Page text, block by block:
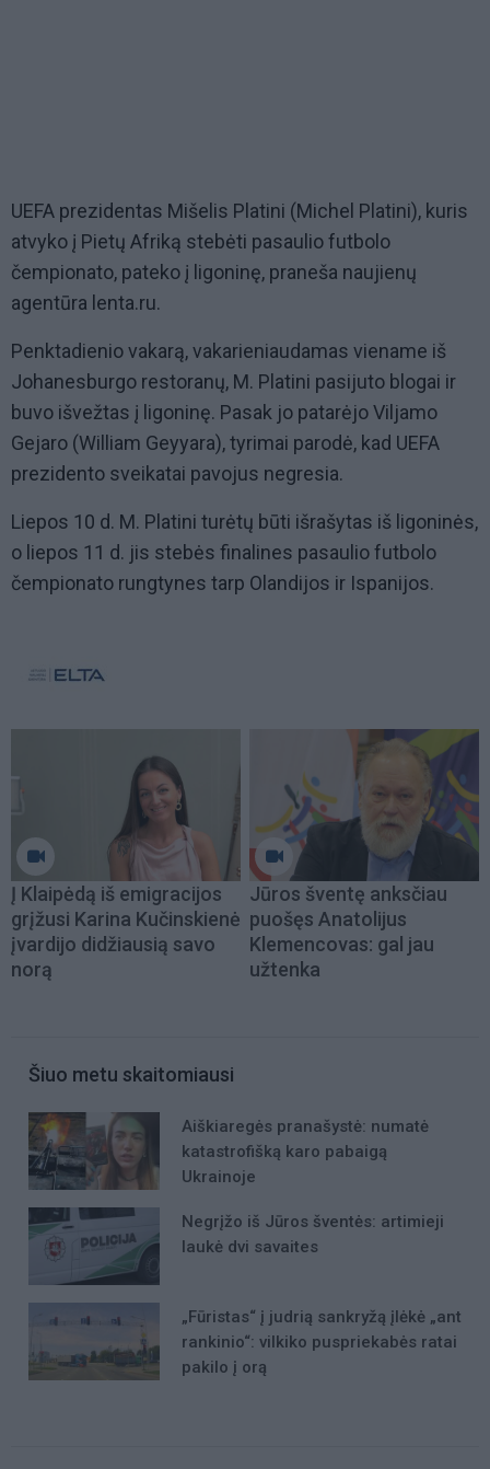
UEFA prezidentas Mišelis Platini (Michel Platini), kuris
atvyko į Pietų Afriką stebėti pasaulio futbolo
čempionato, pateko į ligoninę, praneša naujienų
agentūra lenta.ru.
Penktadienio vakarą, vakarieniaudamas viename iš
Johanesburgo restoranų, M. Platini pasijuto blogai ir
buvo išvežtas į ligoninę. Pasak jo patarėjo Viljamo
Gejaro (William Geyyara), tyrimai parodė, kad UEFA
prezidento sveikatai pavojus negresia.
Liepos 10 d. M. Platini turėtų būti išrašytas iš ligoninės,
o liepos 11 d. jis stebės finalines pasaulio futbolo
čempionato rungtynes tarp Olandijos ir Ispanijos.
Į Klaipėdą iš emigracijos
grįžusi Karina Kučinskienė
įvardijo didžiausią savo
norą
Jūros šventę anksčiau
puošęs Anatolijus
Klemencovas: gal jau
užtenka
Šiuo metu skaitomiausi
Aiškiaregės pranašystė: numatė
katastrofišką karo pabaigą
Ukrainoje
Negrįžo iš Jūros šventės: artimieji
laukė dvi savaites
„Fūristas“ į judrią sankryžą įlėkė „ant
rankinio“: vilkiko puspriekabės ratai
pakilo į orą